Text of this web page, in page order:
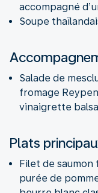
accompagné
Soupe
Salade de
fromage
vinaigrette
Plats
Filet de saumon
purée de